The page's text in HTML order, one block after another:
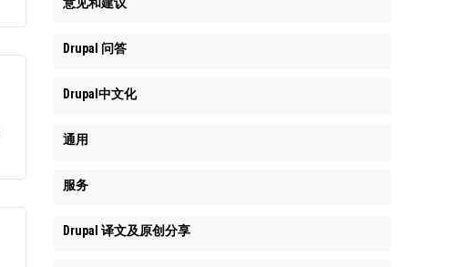
Drupal 问答
Drupal中文化
通用
服务
Drupal 译文及原创分享